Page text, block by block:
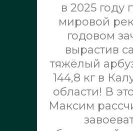
в 2025 году
мировой
годовом
вырастив
тяжёлый
144,8 кг в
области! В
Максим